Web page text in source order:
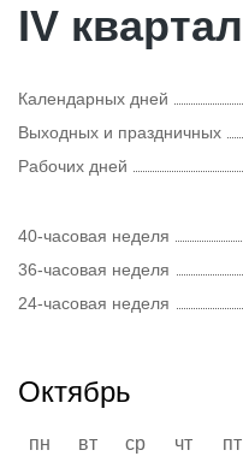
IV квартал
Календарных дней
Выходных и праздничных
Рабочих дней
40-часовая неделя
36-часовая неделя
24-часовая неделя
Октябрь
пн вт ср чт пт